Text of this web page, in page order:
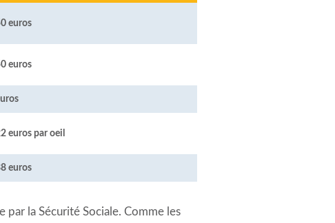
euros
euros
euros par oeil
euros
la Sécurité Sociale. Comme les